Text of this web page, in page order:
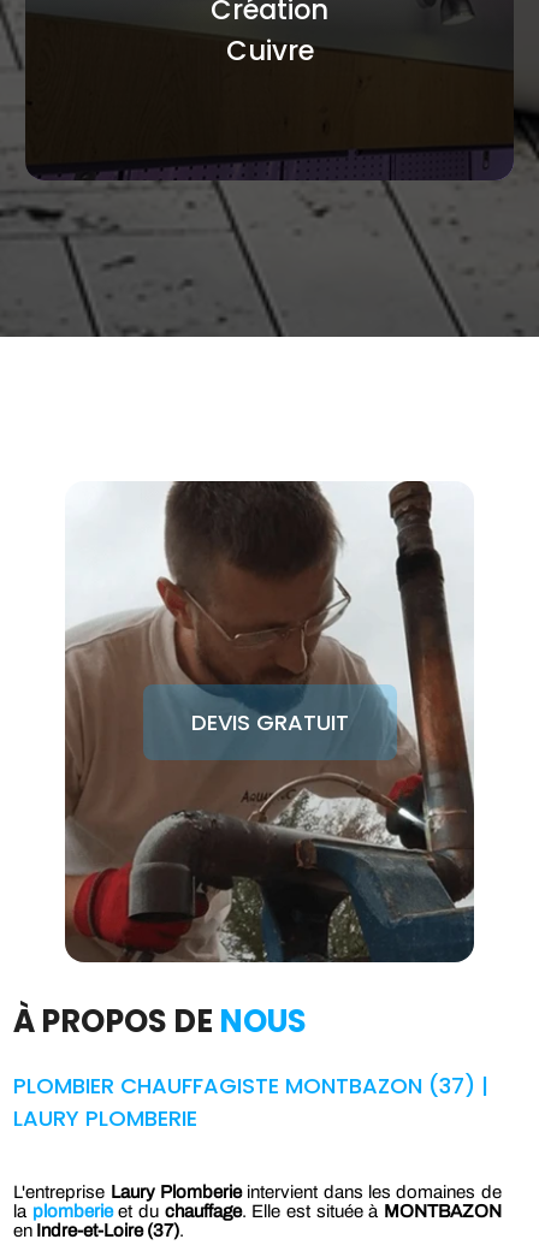
Création
Cuivre
DEVIS GRATUIT
À PROPOS DE NOUS
PLOMBIER CHAUFFAGISTE MONTBAZON (37) |
LAURY PLOMBERIE
L'entreprise Laury Plomberieintervient dans les domaines de
la plomberieet du chauffage. Elle est située à MONTBAZON
en Indre-et-Loire (37).